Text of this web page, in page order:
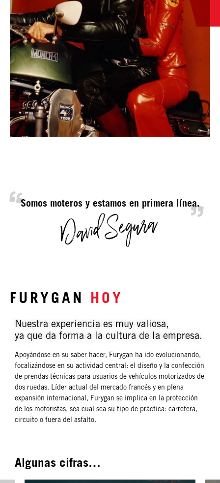
Somos moteros y estamos en primera línea.
David Segura
FURYGAN HOY
Nuestra experiencia es muy valiosa,
ya que da forma a la cultura de la empresa.
Apoyándose en su saber hacer, Furygan ha ido evolucionando,
focalizándose en su actividad central: el diseño y la confección
de prendas técnicas para usuarios de vehículos motorizados de
dos ruedas. Líder actual del mercado francés y en plena
expansión internacional, Furygan se implica en la protección
de los motoristas, sea cual sea su tipo de práctica: carretera,
circuito o fuera del asfalto.
Algunas cifras…